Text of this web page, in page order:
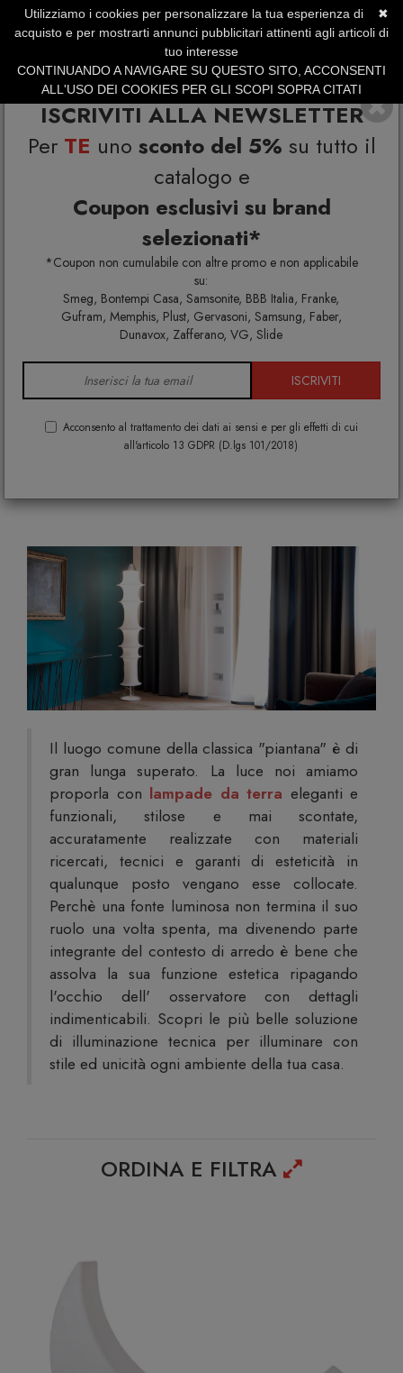
ISCRIVITI ALLA NEWSLETTER
Per TE uno sconto del 5% su tutto il
catalogo e
Coupon esclusivi su brand
selezionati*
*Coupon non cumulabile con altre promo e non applicabile
su:
Smeg, Bontempi Casa, Samsonite, BBB Italia, Franke,
Gufram, Memphis, Plust, Gervasoni, Samsung, Faber,
Dunavox, Zafferano, VG, Slide
ISCRIVITI
Acconsento al trattamento dei dati ai sensi e per gli effetti di cui
all'articolo 13 GDPR (D.lgs 101/2018)
SERVIZIO CLIENTI +39.0773.470.562
SUMMER SALES | Fino al 40% di Sconto
Illuminazione
LAMPADE DA TERRA
Scopri la vendita lampade da terra
design e scegli il trend del momento.
Raffinatezza, stile e pura tecnica in un
Il luogo comune della classica "piantana" è di
gran lunga superato. La luce noi amiamo
proporla con lampade da terra eleganti e
funzionali, stilose e mai scontate,
accuratamente realizzate con materiali
ricercati, tecnici e garanti di esteticità in
qualunque posto vengano esse collocate.
Perchè una fonte luminosa non termina il suo
ruolo una volta spenta, ma divenendo parte
integrante del contesto di arredo è bene che
assolva la sua funzione estetica ripagando
l'occhio dell' osservatore con dettagli
indimenticabili. Scopri le più belle soluzione
di illuminazione tecnica per illuminare con
stile ed unicità ogni ambiente della tua casa.
ORDINA E FILTRA
✖
Utilizziamo i cookies per personalizzare la tua esperienza di
acquisto e per mostrarti annunci pubblicitari attinenti agli articoli di
tuo interesse
CONTINUANDO A NAVIGARE SU QUESTO SITO, ACCONSENTI
ALL'USO DEI COOKIES PER GLI SCOPI SOPRA CITATI